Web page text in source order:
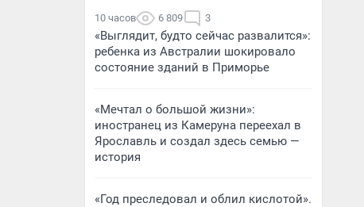
10 часов 6 809 3
«Выглядит, будто сейчас развалится»:
ребенка из Австралии шокировало
состояние зданий в Приморье
«Мечтал о большой жизни»:
иностранец из Камеруна переехал в
Ярославль и создал здесь семью —
история
«Год преследовал и облил кислотой».